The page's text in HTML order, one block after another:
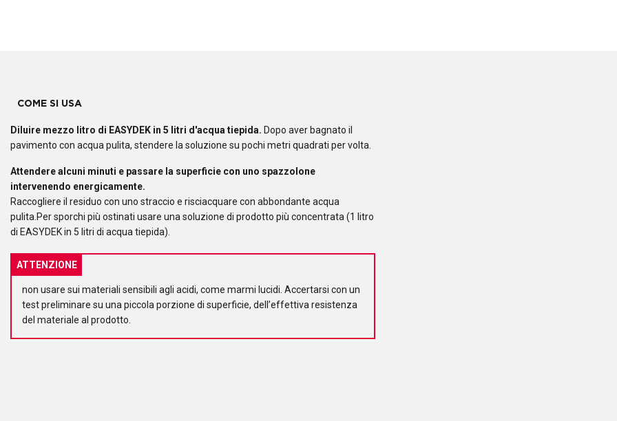
COME SI USA
Diluire mezzo litro di EASYDEK in 5 litri d'acqua tiepida. Dopo aver bagnato il
pavimento con acqua pulita, stendere la soluzione su pochi metri quadrati per volta.
Attendere alcuni minuti e passare la superficie con uno spazzolone
intervenendo energicamente.
Raccogliere il residuo con uno straccio e risciacquare con abbondante acqua
pulita.Per sporchi più ostinati usare una soluzione di prodotto più concentrata (1 litro
di EASYDEK in 5 litri di acqua tiepida).
ATTENZIONE
non usare sui materiali sensibili agli acidi, come marmi lucidi. Accertarsi con un
test preliminare su una piccola porzione di superficie, dell’effettiva resistenza
del materiale al prodotto.